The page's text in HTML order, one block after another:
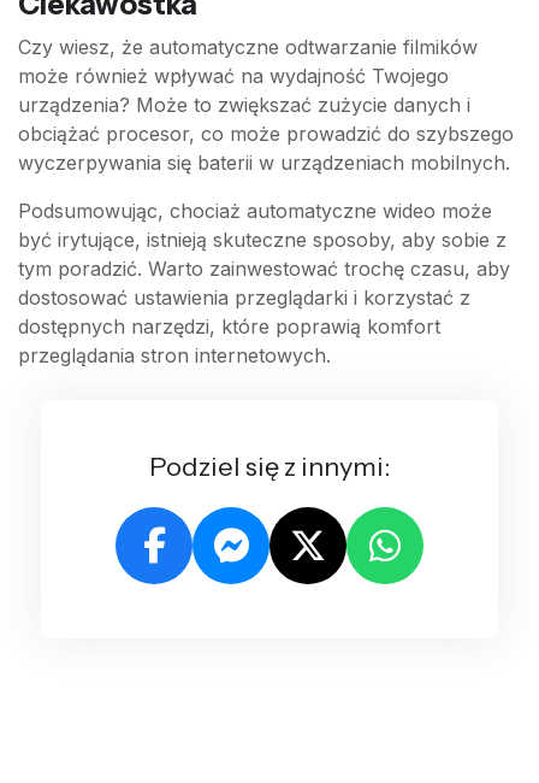
Czy wiesz, że automatyczne odtwarzanie filmików
może również wpływać na wydajność Twojego
urządzenia? Może to zwiększać zużycie danych i
obciążać procesor, co może prowadzić do szybszego
wyczerpywania się baterii w urządzeniach mobilnych.
Podsumowując, chociaż automatyczne wideo może
być irytujące, istnieją skuteczne sposoby, aby sobie z
tym poradzić. Warto zainwestować trochę czasu, aby
dostosować ustawienia przeglądarki i korzystać z
dostępnych narzędzi, które poprawią komfort
przeglądania stron internetowych.
Podziel się z innymi: